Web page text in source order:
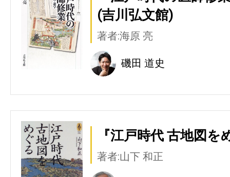
(吉川弘文館)
著者:海原 亮
磯田 道史
『江戸時代 古地図
著者:山下 和正